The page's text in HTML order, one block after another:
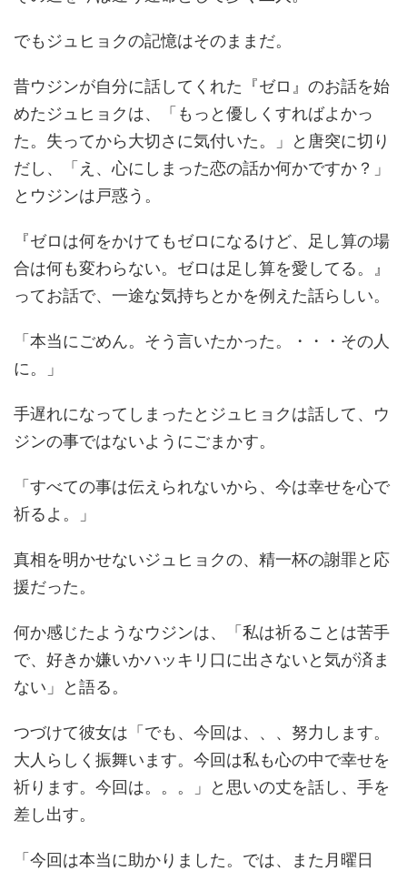
でもジュヒョクの記憶はそのままだ。
昔ウジンが自分に話してくれた『ゼロ』のお話を始
めたジュヒョクは、「もっと優しくすればよかっ
た。失ってから大切さに気付いた。」と唐突に切り
だし、「え、心にしまった恋の話か何かですか？」
とウジンは戸惑う。
『ゼロは何をかけてもゼロになるけど、足し算の場
合は何も変わらない。ゼロは足し算を愛してる。』
ってお話で、一途な気持ちとかを例えた話らしい。
「本当にごめん。そう言いたかった。・・・その人
に。」
手遅れになってしまったとジュヒョクは話して、ウ
ジンの事ではないようにごまかす。
「すべての事は伝えられないから、今は幸せを心で
祈るよ。」
真相を明かせないジュヒョクの、精一杯の謝罪と応
援だった。
何か感じたようなウジンは、
「私は祈ることは苦手
で、好きか嫌いかハッキリ口に出さないと気が済ま
ない」 と語る。
つづけて彼女は 「でも、今回は、、、努力します。
大人らしく振舞います。今回は私も心の中で幸せを
祈ります。今回は。。。」 と思いの丈を話し、手を
差し出す。
「今回は本当に助かりました。では、また月曜日